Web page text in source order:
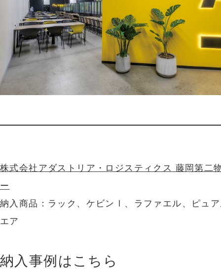
株式会社アダストリア・ロジスティクス 藤岡第二
ー
納入商品：ラック、ケビンⅠ、ラファエル、ピュ
エア
納入事例はこちら